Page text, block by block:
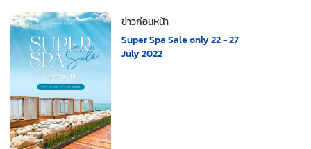
ข่าวก่อนหน้า
Super Spa Sale only 22 - 27
July 2022